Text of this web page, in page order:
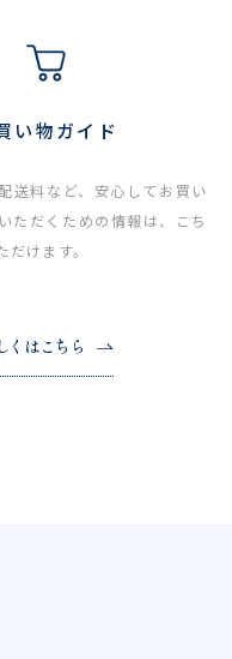
い物ガイド
送料など、安心してお買い
ただくための情報は、こち
けます。
くはこちら